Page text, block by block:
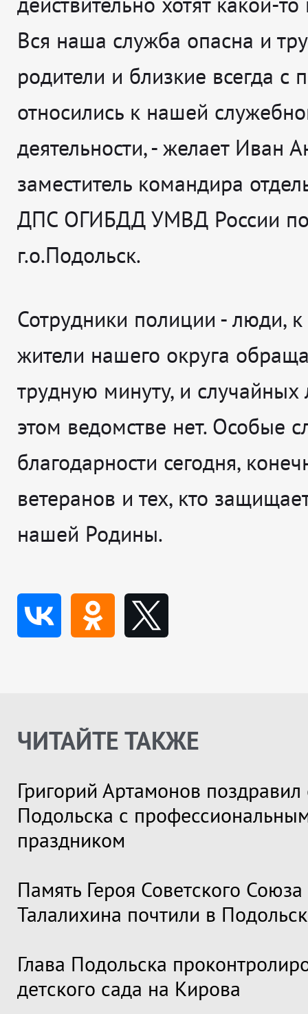
Вся наша служба опасна и
родители и близкие всегда с
относились к нашей
деятельности, - желает Иван
заместитель командира
ДПС ОГИБДД УМВД России
г.о.Подольск.
Сотрудники полиции - люди,
жители нашего округа
трудную минуту, и
этом ведомстве нет. Особые
благодарности сегодня,
ветеранов и тех, кто
нашей Родины.
ЧИТАЙТЕ ТАКЖЕ
Григорий Артамонов поздравил
Подольска с
праздником
Память Героя Советского
Талалихина почтили в
Глава Подольска
детского сада на Кирова